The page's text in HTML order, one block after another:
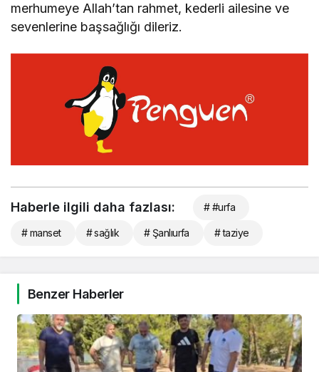
merhumeye Allah’tan rahmet, kederli ailesine ve
sevenlerine başsağlığı dileriz.
Haberle ilgili daha fazlası: # #urfa
# manset # sağlık # Şanlıurfa # taziye
Benzer Haberler